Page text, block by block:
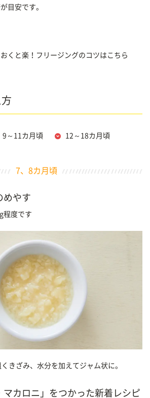
目安です。
くと楽！フリージングのコツはこちら
9～11カ月頃 12～18カ月頃
7、8カ月頃
めやす
程度です
きざみ、水分を加えてジャム状に。
マカロニ」をつかった新着レシピ